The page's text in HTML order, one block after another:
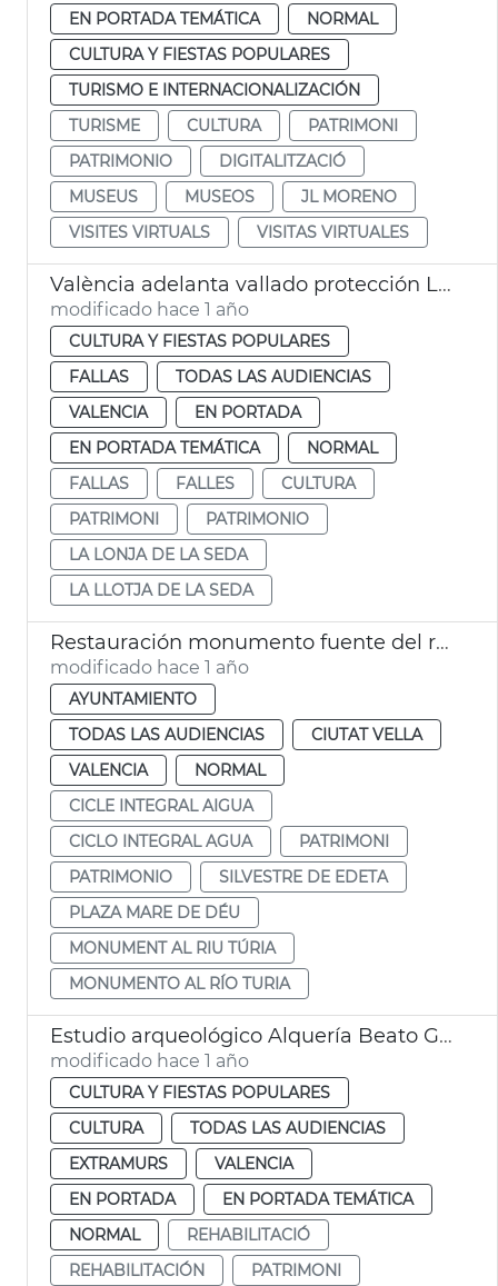
EN PORTADA TEMÁTICA
NORMAL
CULTURA Y FIESTAS POPULARES
TURISMO E INTERNACIONALIZACIÓN
TURISME
CULTURA
PATRIMONI
PATRIMONIO
DIGITALITZACIÓ
MUSEUS
MUSEOS
JL MORENO
VISITES VIRTUALS
VISITAS VIRTUALES
València adelanta vallado protección Llotja para Fallas
modificado hace 1 año
CULTURA Y FIESTAS POPULARES
FALLAS
TODAS LAS AUDIENCIAS
VALENCIA
EN PORTADA
EN PORTADA TEMÁTICA
NORMAL
FALLAS
FALLES
CULTURA
PATRIMONI
PATRIMONIO
LA LONJA DE LA SEDA
LA LLOTJA DE LA SEDA
Restauración monumento fuente del río Túria plaza de la Mare de Déu de València
modificado hace 1 año
AYUNTAMIENTO
TODAS LAS AUDIENCIAS
CIUTAT VELLA
VALENCIA
NORMAL
CICLE INTEGRAL AIGUA
CICLO INTEGRAL AGUA
PATRIMONI
PATRIMONIO
SILVESTRE DE EDETA
PLAZA MARE DE DÉU
MONUMENT AL RIU TÚRIA
MONUMENTO AL RÍO TURIA
Estudio arqueológico Alquería Beato Gaspar Bono València
modificado hace 1 año
CULTURA Y FIESTAS POPULARES
CULTURA
TODAS LAS AUDIENCIAS
EXTRAMURS
VALENCIA
EN PORTADA
EN PORTADA TEMÁTICA
NORMAL
REHABILITACIÓ
REHABILITACIÓN
PATRIMONI